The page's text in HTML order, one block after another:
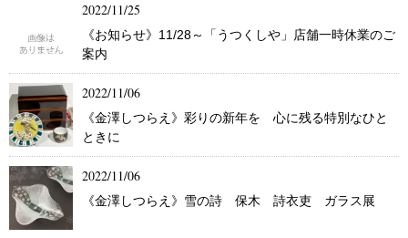
2022/11/25
《お知らせ》11/28～「うつくしや」店舗一時休業のご
案内
2022/11/06
《金澤しつらえ》彩りの新年を 心に残る特別なひと
ときに
2022/11/06
《金澤しつらえ》雪の詩 保木 詩衣吏 ガラス展